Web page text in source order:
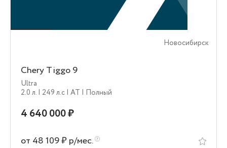
Новосибирск
Chery Tiggo 9
Ultra
2.0 л. | 249 л.c | AT | Полный
4 640 000 ₽
от 48 109 ₽ р/мес.